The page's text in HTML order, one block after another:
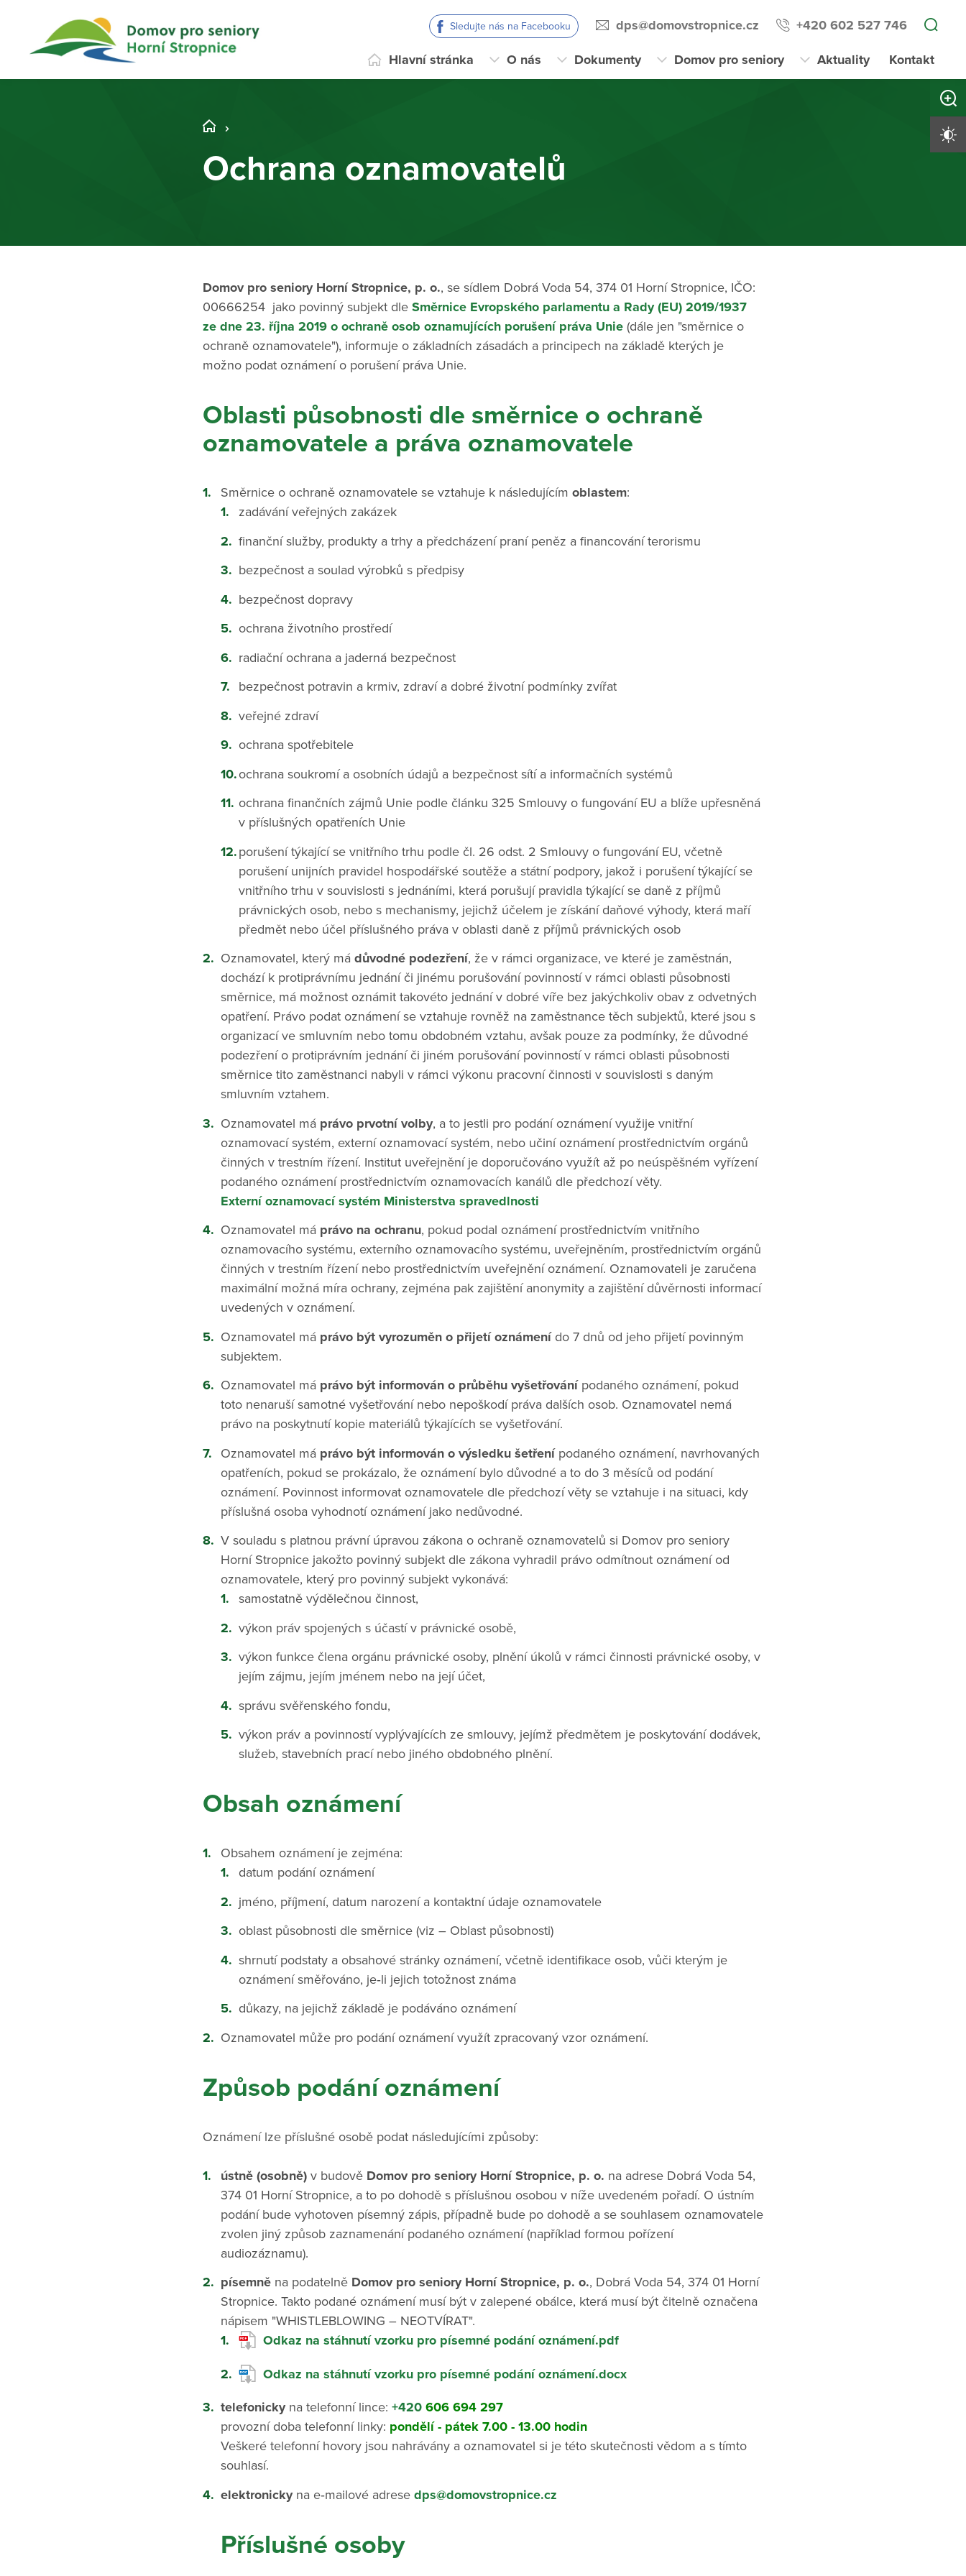
Sledujte nás na Facebooku dps@domovstropnice.cz +420 602 527 746
Hlavní stránka O nás Dokumenty Domov pro seniory Aktuality Kontakt
Ochrana oznamovatelů
Domov pro seniory Horní Stropnice, p. o., se sídlem Dobrá Voda 54, 374 01 Horní Stropnice, IČO:
00666254 jako povinný subjekt dle Směrnice Evropského parlamentu a Rady (EU) 2019/1937
ze dne 23. října 2019 o ochraně osob oznamujících porušení práva Unie (dále jen "směrnice o
ochraně oznamovatele"), informuje o základních zásadách a principech na základě kterých je
možno podat oznámení o porušení práva Unie.
Oblasti působnosti dle směrnice o ochraně
oznamovatele a práva oznamovatele
Směrnice o ochraně oznamovatele se vztahuje k následujícím oblastem:
zadávání veřejných zakázek
finanční služby, produkty a trhy a předcházení praní peněz a financování terorismu
bezpečnost a soulad výrobků s předpisy
bezpečnost dopravy
ochrana životního prostředí
radiační ochrana a jaderná bezpečnost
bezpečnost potravin a krmiv, zdraví a dobré životní podmínky zvířat
veřejné zdraví
ochrana spotřebitele
ochrana soukromí a osobních údajů a bezpečnost sítí a informačních systémů
ochrana finančních zájmů Unie podle článku 325 Smlouvy o fungování EU a blíže upřesněná
v příslušných opatřeních Unie
porušení týkající se vnitřního trhu podle čl. 26 odst. 2 Smlouvy o fungování EU, včetně
porušení unijních pravidel hospodářské soutěže a státní podpory, jakož i porušení týkající se
vnitřního trhu v souvislosti s jednáními, která porušují pravidla týkající se daně z příjmů
právnických osob, nebo s mechanismy, jejichž účelem je získání daňové výhody, která maří
předmět nebo účel příslušného práva v oblasti daně z příjmů právnických osob
Oznamovatel, který má důvodné podezření, že v rámci organizace, ve které je zaměstnán,
dochází k protiprávnímu jednání či jinému porušování povinností v rámci oblasti působnosti
směrnice, má možnost oznámit takovéto jednání v dobré víře bez jakýchkoliv obav z odvetných
opatření. Právo podat oznámení se vztahuje rovněž na zaměstnance těch subjektů, které jsou s
organizací ve smluvním nebo tomu obdobném vztahu, avšak pouze za podmínky, že důvodné
podezření o protiprávním jednání či jiném porušování povinností v rámci oblasti působnosti
směrnice tito zaměstnanci nabyli v rámci výkonu pracovní činnosti v souvislosti s daným
smluvním vztahem.
Oznamovatel má právo prvotní volby, a to jestli pro podání oznámení využije vnitřní
oznamovací systém, externí oznamovací systém, nebo učiní oznámení prostřednictvím orgánů
činných v trestním řízení. Institut uveřejnění je doporučováno využít až po neúspěšném vyřízení
podaného oznámení prostřednictvím oznamovacích kanálů dle předchozí věty.
Externí oznamovací systém Ministerstva spravedlnosti
Oznamovatel má právo na ochranu, pokud podal oznámení prostřednictvím vnitřního
oznamovacího systému, externího oznamovacího systému, uveřejněním, prostřednictvím orgánů
činných v trestním řízení nebo prostřednictvím uveřejnění oznámení. Oznamovateli je zaručena
maximální možná míra ochrany, zejména pak zajištění anonymity a zajištění důvěrnosti informací
uvedených v oznámení.
Oznamovatel má právo být vyrozuměn o přijetí oznámenído 7 dnů od jeho přijetí povinným
subjektem.
Oznamovatel má právo být informován o průběhu vyšetřovánípodaného oznámení, pokud
toto nenaruší samotné vyšetřování nebo nepoškodí práva dalších osob. Oznamovatel nemá
právo na poskytnutí kopie materiálů týkajících se vyšetřování.
Oznamovatel má právo být informován o výsledku šetřenípodaného oznámení, navrhovaných
opatřeních, pokud se prokázalo, že oznámení bylo důvodné a to do 3 měsíců od podání
oznámení. Povinnost informovat oznamovatele dle předchozí věty se vztahuje i na situaci, kdy
příslušná osoba vyhodnotí oznámení jako nedůvodné.
V souladu s platnou právní úpravou zákona o ochraně oznamovatelů si Domov pro seniory
Horní Stropnice jakožto povinný subjekt dle zákona vyhradil právo odmítnout oznámení od
oznamovatele, který pro povinný subjekt vykonává:
samostatně výdělečnou činnost,
výkon práv spojených s účastí v právnické osobě,
výkon funkce člena orgánu právnické osoby, plnění úkolů v rámci činnosti právnické osoby, v
jejím zájmu, jejím jménem nebo na její účet,
správu svěřenského fondu,
výkon práv a povinností vyplývajících ze smlouvy, jejímž předmětem je poskytování dodávek,
služeb, stavebních prací nebo jiného obdobného plnění.
Obsah oznámení
Obsahem oznámení je zejména:
datum podání oznámení
jméno, příjmení, datum narození a kontaktní údaje oznamovatele
oblast působnosti dle směrnice (viz – Oblast působnosti)
shrnutí podstaty a obsahové stránky oznámení, včetně identifikace osob, vůči kterým je
oznámení směřováno, je‑li jejich totožnost známa
důkazy, na jejichž základě je podáváno oznámení
Oznamovatel může pro podání oznámení využít zpracovaný vzor oznámení.
Způsob podání oznámení
Oznámení lze příslušné osobě podat následujícími způsoby:
ústně (osobně) v budově Domov pro seniory Horní Stropnice, p. o. na adrese Dobrá Voda 54,
374 01 Horní Stropnice, a to po dohodě s příslušnou osobou v níže uvedeném pořadí. O ústním
podání bude vyhotoven písemný zápis, případně bude po dohodě a se souhlasem oznamovatele
zvolen jiný způsob zaznamenání podaného oznámení (například formou pořízení
audiozáznamu).
písemně na podatelně Domov pro seniory Horní Stropnice, p. o., Dobrá Voda 54, 374 01 Horní
Stropnice. Takto podané oznámení musí být v zalepené obálce, která musí být čitelně označena
nápisem "WHISTLEBLOWING – NEOTVÍRAT".
Odkaz na stáhnutí vzorku pro písemné podání oznámení.pdf
Odkaz na stáhnutí vzorku pro písemné podání oznámení.docx
telefonickyna telefonní lince: +420 606 694 297
provozní doba telefonní linky: pondělí - pátek 7.00 - 13.00 hodin
Veškeré telefonní hovory jsou nahrávány a oznamovatel si je této skutečnosti vědom a s tímto
souhlasí.
elektronickyna e‑mailové adrese dps@domovstropnice.cz
Příslušné osoby